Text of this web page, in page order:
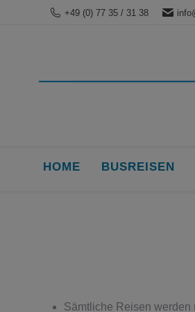
+49 (0) 77 35 / 31 38
HOME BUSREISEN
Sämtliche Reisen